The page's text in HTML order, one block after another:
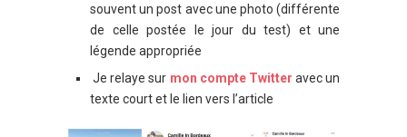
souvent un post avec une photo (différente
de celle postée le jour du test) et une
légende appropriée
Je relaye sur mon compte Twitter avec un
texte court et le lien vers l’article